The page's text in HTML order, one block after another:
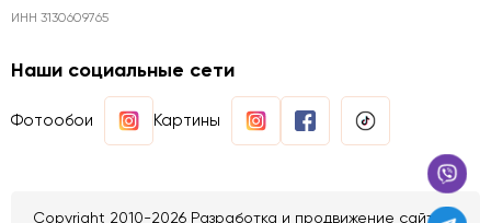
ИНН 3130609765
Наши социальные сети
Фотообои Картины
Copyright 2010-2026 Разработка и продвижение сайтов